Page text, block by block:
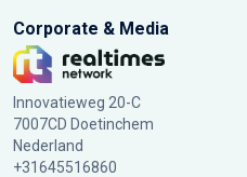
Corporate & Media
Innovatieweg 20-C
7007CD Doetinchem
Nederland
+31645516860